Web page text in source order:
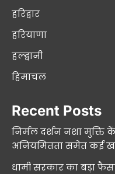
हरिद्वार
हरियाणा
हल्द्वानी
हिमाचल
Recent Posts
निर्मल दर्शन नशा मुक्ति
अनियमितता समेत कई
धामी सरकार का बड़ा